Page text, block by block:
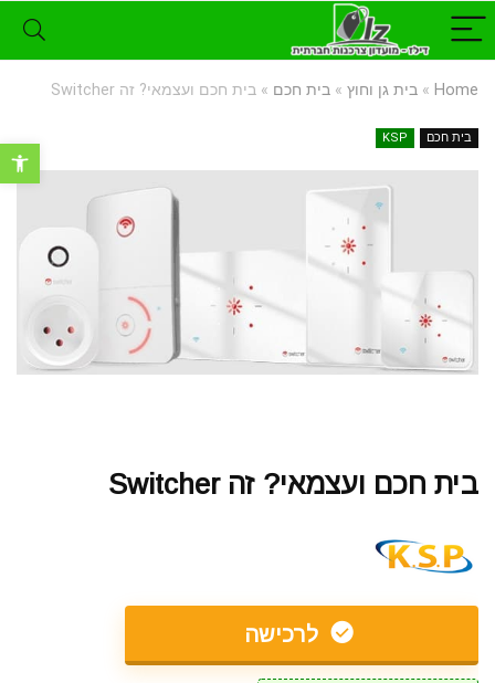
פתח
Home
» בית גן וחוץ » בית חכם » בית חכם ועצמאי? זה Switcher
בית חכם KSP
בית חכם ועצמאי? זה Switcher
לרכישה